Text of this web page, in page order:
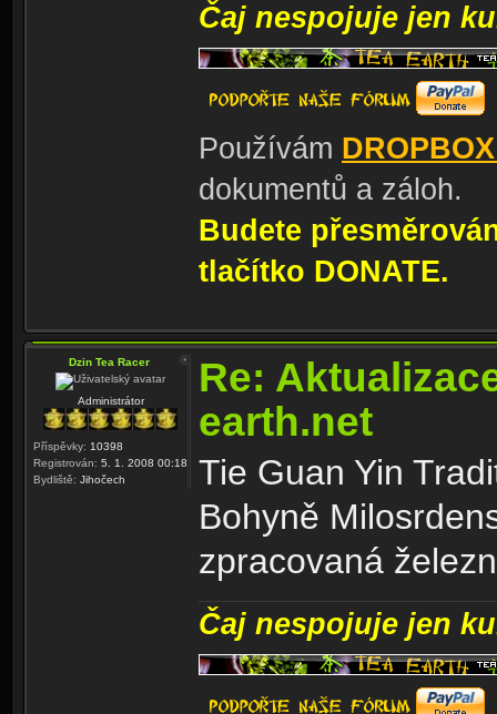
Čaj nespojuje jen
Používám
dokumentů a záloh.
Budete
tlačítko DONATE.
Dzin Tea Racer
Administrátor
Příspěvky: 10398
Registrován: 5. 1. 2008 00:18
Bydliště: Jihočech
Re:
earth.net
Tie Guan Yin
Bohyně
zpracovaná
Čaj nespojuje jen